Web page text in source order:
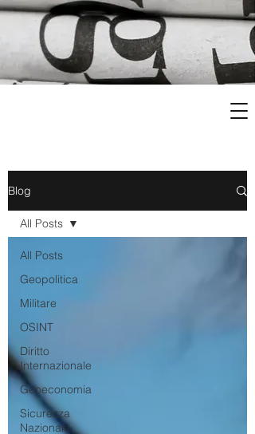
Blog
All Posts
Geopolitica
Militare
OSINT
Diritto
Internazionale
Geoeconomia
Sicurezza
Nazionale
All Posts